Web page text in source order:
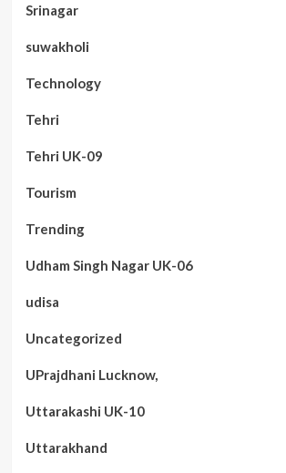
Srinagar
suwakholi
Technology
Tehri
Tehri UK-09
Tourism
Trending
Udham Singh Nagar UK-06
udisa
Uncategorized
UPrajdhani Lucknow,
Uttarakashi UK-10
Uttarakhand